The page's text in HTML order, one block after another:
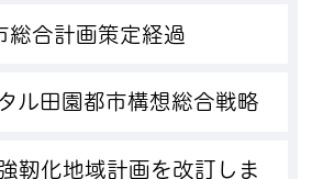
総合計画策定経過
ル田園都市構想総合戦略
靭化地域計画を改訂しま